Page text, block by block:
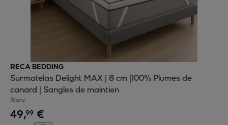
RECA BEDDING
Surmatelas Delight MAX | 8 cm |100% Plumes de
canard | Sangles de maintien
Blanc
49,99 €